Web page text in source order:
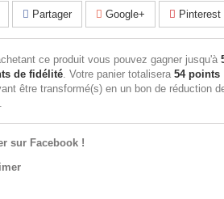
Partager Google+ Pinterest
ce produit vous pouvez gagner jusqu'à
de fidélité. Votre panier totalisera 54points
être transformé(s) en un bon de réduction
.
sur Facebook !